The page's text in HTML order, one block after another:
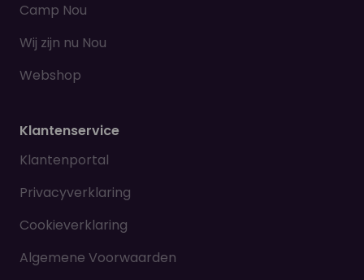
Camp Nou
Wij zijn nu Nou
Webshop
Klantenservice
Klantenportal
Privacyverklaring
Cookieverklaring
Algemene Voorwaarden